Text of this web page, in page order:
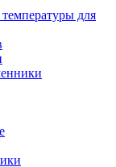
для